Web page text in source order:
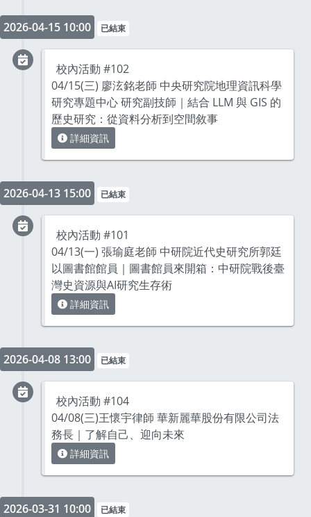
2026-04-15 10:00 已結束
校內活動 #102
04/15(三) 廖泫銘老師 中央研究院地理資訊科學
研究專題中心 研究副技師｜結合 LLM 與 GIS 的
歷史研究：從資料分析到空間敘事
詳細資訊
2026-04-13 15:00 已結束
校內活動 #101
04/13(一) 張瑜庭老師 中研院近代史研究所郭廷
以圖書館館員｜圖書館員來開箱：中研院戰後臺
灣史資源與AI研究生存術
詳細資訊
2026-04-08 13:00 已結束
校內活動 #104
04/08(三)王懷宇律師 華新麗華股份有限公司法
務長｜了解自己、迎向未來
詳細資訊
2026-03-31 10:00 已結束